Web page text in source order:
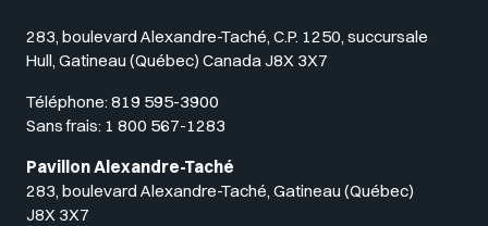
283, boulevard Alexandre-Taché, C.P. 1250, succursale
Hull, Gatineau (Québec) Canada J8X 3X7
Téléphone: 819 595-3900
Sans frais: 1 800 567-1283
Pavillon Alexandre-Taché
283, boulevard Alexandre-Taché, Gatineau (Québec)
J8X 3X7